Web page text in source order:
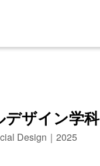
デザイン学科
Design｜2025